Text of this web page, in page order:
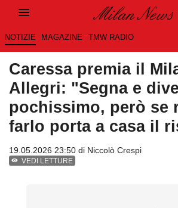
NOTIZIE MAGAZINE TMW RADIO
Caressa premia il
Allegri: "Segna e
pochissimo, però se
farlo porta a casa il
19.05.2026 23:50 di Niccolò Crespi
VEDI LETTURE